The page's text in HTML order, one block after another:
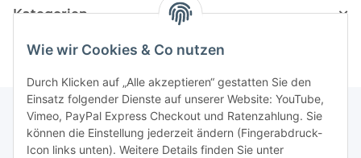
Wie wir Cookies & Co nutzen
Durch Klicken auf „Alle akzeptieren“ gestatten Sie den
Einsatz folgender Dienste auf unserer Website: YouTube,
Vimeo, PayPal Express Checkout und Ratenzahlung. Sie
können die Einstellung jederzeit ändern (Fingerabdruck-
Icon links unten). Weitere Details finden Sie unter
Kategorien
Informationen